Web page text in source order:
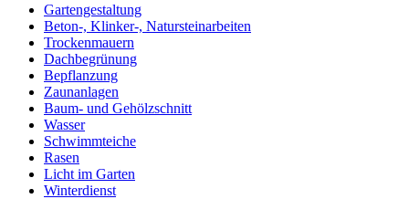
Gartengestaltung
Beton-, Klinker-, Natursteinarbeiten
Trockenmauern
Dachbegrünung
Bepflanzung
Zaunanlagen
Baum- und Gehölzschnitt
Wasser
Schwimmteiche
Rasen
Licht im Garten
Winterdienst